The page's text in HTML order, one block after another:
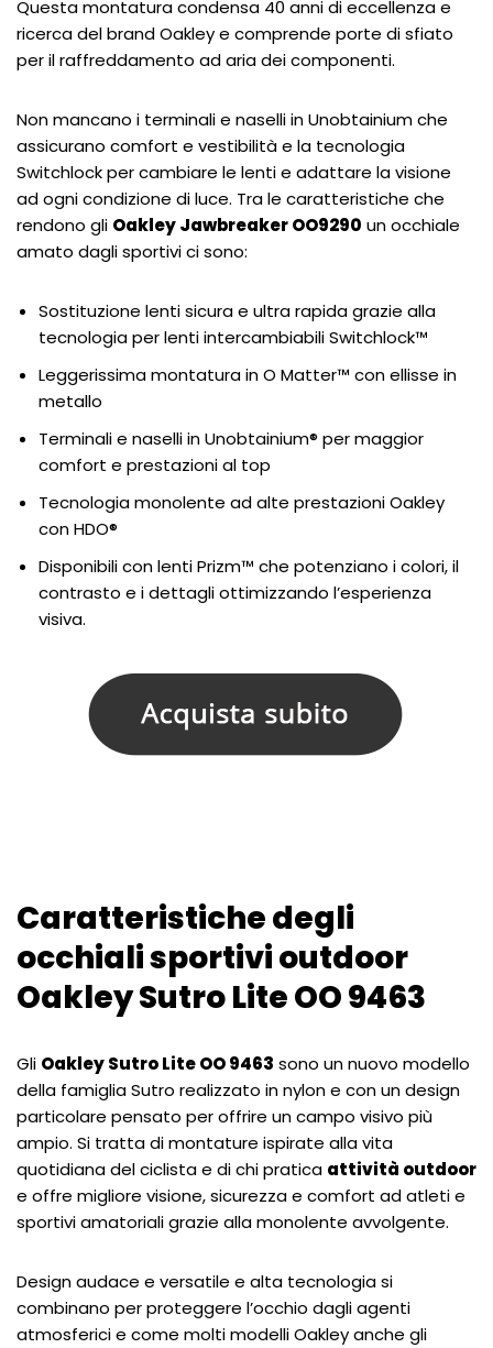
Questa montatura condensa 40 anni di eccellenza e
ricerca del brand Oakley e comprende porte di sfiato
per il raffreddamento ad aria dei componenti.
Non mancano i terminali e naselli in Unobtainium che
assicurano comfort e vestibilità e la tecnologia
Switchlock per cambiare le lenti e adattare la visione
ad ogni condizione di luce. Tra le caratteristiche che
rendono gli Oakley Jawbreaker OO9290 un occhiale
amato dagli sportivi ci sono:
Sostituzione lenti sicura e ultra rapida grazie alla
tecnologia per lenti intercambiabili Switchlock™
Leggerissima montatura in O Matter™ con ellisse in
metallo
Terminali e naselli in Unobtainium® per maggior
comfort e prestazioni al top
Tecnologia monolente ad alte prestazioni Oakley
con HDO®
Disponibili con lenti Prizm™ che potenziano i colori, il
contrasto e i dettagli ottimizzando l’esperienza
visiva.
Caratteristiche degli
occhiali sportivi outdoor
Oakley Sutro Lite OO 9463
Gli Oakley Sutro Lite OO 9463 sono un nuovo modello
della famiglia Sutro realizzato in nylon e con un design
particolare pensato per offrire un campo visivo più
ampio. Si tratta di montature ispirate alla vita
quotidiana del ciclista e di chi pratica attività outdoor
e offre migliore visione, sicurezza e comfort ad atleti e
sportivi amatoriali grazie alla monolente avvolgente.
Design audace e versatile e alta tecnologia si
combinano per proteggere l’occhio dagli agenti
atmosferici e come molti modelli Oakley anche gli